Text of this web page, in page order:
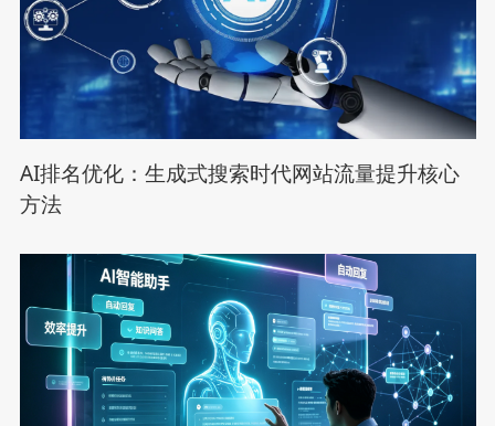
AI排名优化：生成式搜索时代网站流量提升核心
方法